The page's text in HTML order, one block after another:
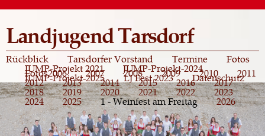
Direkt
Inhalt
Landjugend Tarsdorf
Rückblick Tarsdorfer Vorstand Termine
Fotos
Fotos2006 2007 2008 2009 2010 2011
2012 2013 2014 2015 2016 2017
2018 2019 2020 2021 2022 2023
2024 2025 1 - Weinfest am Freitag 2026
JUMP-Projekt 2021 JUMP-Projekt-2024
JUMP-Projekt-2025 LJ Fest 2023 Datenschutz